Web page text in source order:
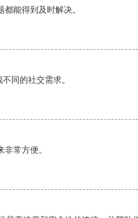
能得到及时解决。
同的社交需求。
常方便。